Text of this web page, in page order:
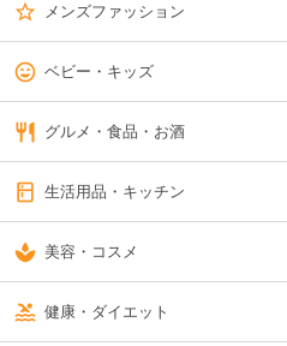
メンズファッション
ベビー・キッズ
グルメ・食品・お酒
生活用品・キッチン
美容・コスメ
健康・ダイエット